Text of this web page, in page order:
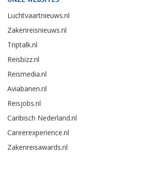
Luchtvaartnieuws.nl
Zakenreisnieuws.nl
Triptalk.nl
Reisbizz.nl
Reismedia.nl
Aviabanen.nl
Reisjobs.nl
Caribisch Nederland.nl
Careerexperience.nl
Zakenreisawards.nl